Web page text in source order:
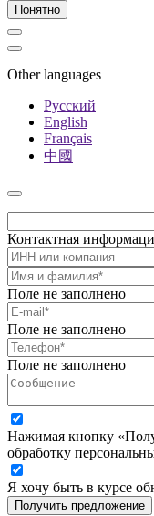
Понятно
Other languages
Русский
English
Français
中國
Контактная
Поле не заполнено
Поле не заполнено
Поле не заполнено
Нажимая кнопку
обработку
Я хочу быть в курсе
Получить предложение